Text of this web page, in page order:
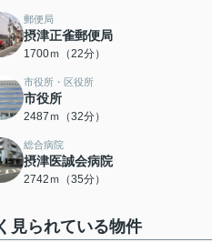
郵便局
摂津正雀郵便局
1700ｍ（22分）
市役所・区役所
市役所
2487ｍ（32分）
総合病院
摂津医誠会病院
2742ｍ（35分）
見られている物件